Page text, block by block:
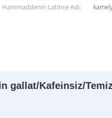
Hammaddenin Latince Adı:
gallat/Kafeinsiz/